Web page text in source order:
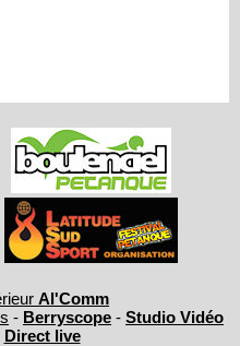
Al'Comm
- Berryscope - Studio Vidéo
Direct live